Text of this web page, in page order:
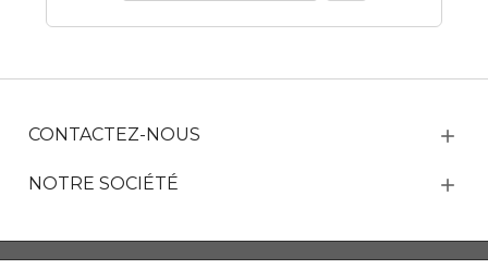
CONTACTEZ-NOUS
NOTRE SOCIÉTÉ